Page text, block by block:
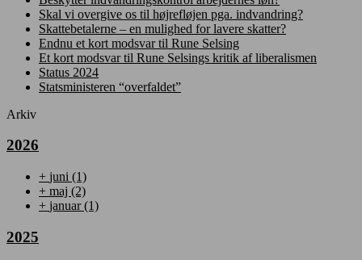
Skal vi overgive os til højrefløjen pga. indvandring?
Skattebetalerne – en mulighed for lavere skatter?
Endnu et kort modsvar til Rune Selsing
Et kort modsvar til Rune Selsings kritik af liberalismen
Status 2024
Statsministeren “overfaldet”
Arkiv
2026
+ juni (1)
+ maj (2)
+ januar(1)
2025